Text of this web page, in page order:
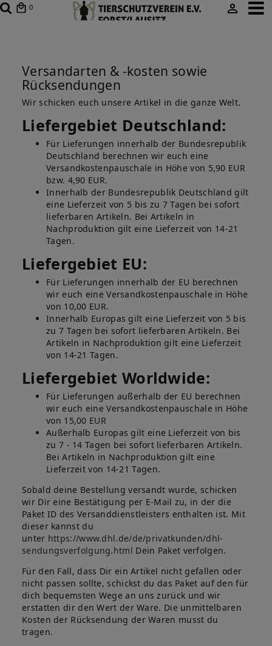
0
Versandarten & -kosten sowie
Rücksendungen
Wir schicken euch unsere Artikel in die ganze Welt.
Liefergebiet Deutschland:
Für Lieferungen innerhalb der Bundesrepublik
Deutschland berechnen wir euch eine
Versandkostenpauschale in Höhe von 5,90 EUR
bzw. 4,90 EUR.
Innerhalb der Bundesrepublik Deutschland gilt
eine Lieferzeit von 5 bis zu 7 Tagen bei sofort
lieferbaren Artikeln. Bei Artikeln in
Nachproduktion gilt eine Lieferzeit von 14-21
Tagen.
Liefergebiet EU:
Für Lieferungen innerhalb der EU berechnen
wir euch eine Versandkostenpauschale in Höhe
von 10,00 EUR.
Innerhalb Europas gilt eine Lieferzeit von 5 bis
zu 7 Tagen bei sofort lieferbaren Artikeln. Bei
Artikeln in Nachproduktion gilt eine Lieferzeit
von 14-21 Tagen.
Liefergebiet Worldwide:
Für Lieferungen außerhalb der EU berechnen
wir euch eine Versandkostenpauschale in Höhe
von 15,00 EUR
Außerhalb Europas gilt eine Lieferzeit von bis
zu 7 - 14 Tagen bei sofort lieferbaren Artikeln.
Bei Artikeln in Nachproduktion gilt eine
Lieferzeit von 14-21 Tagen.
Sobald deine Bestellung versandt wurde, schicken
wir Dir eine Bestätigung per E-Mail zu, in der die
Paket ID des Versanddienstleisters enthalten ist. Mit
dieser kannst du
unter https://www.dhl.de/de/privatkunden/dhl-
sendungsverfolgung.html Dein Paket verfolgen.
Für den Fall, dass Dir ein Artikel nicht gefallen oder
nicht passen sollte, schickst du das Paket auf den für
dich bequemsten Wege an uns zurück und wir
erstatten dir den Wert der Ware. Die unmittelbaren
Kosten der Rücksendung der Waren musst du
tragen.